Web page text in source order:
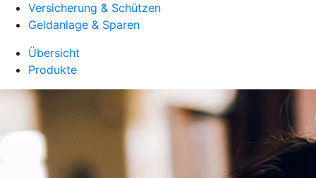
Versicherung & Schützen
Geldanlage & Sparen
Übersicht
Produkte